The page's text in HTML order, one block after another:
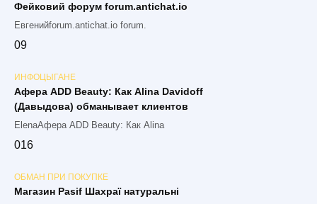
Фейковий форум forum.antichat.io
Евгенийforum.antichat.io forum.
09
ИНФОЦЫГАНЕ
Афера ADD Beauty: Как Alina Davidoff
(Давыдова) обманывает клиентов
ElenaАфера ADD Beauty: Как Alina
016
ОБМАН ПРИ ПОКУПКЕ
Магазин Pasif Шахраї натуральні